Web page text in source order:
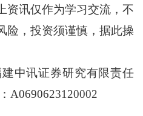
仅作为学习交流，不
险，投资须谨慎，据此操
证券研究有限责任
A0690623120002